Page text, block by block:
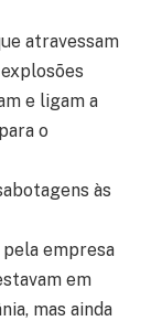
atravessam
e ligam a
o
às
empresa
em
mas ainda